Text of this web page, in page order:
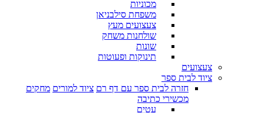
מכוניות
משפחת סילבניאן
צעצועים מעץ
שולחנות משחק
שונות
תינוקות ופעוטות
צעצועים
ציוד לבית ספר
חזרה לבית ספר עם דף רם ציוד למורים מחקים
מכשירי כתיבה
עטים